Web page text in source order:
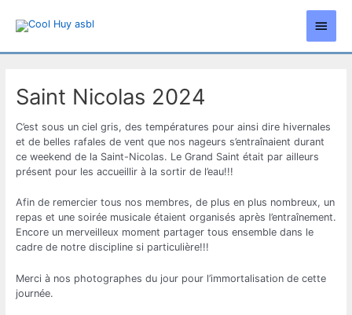
Menu
Saint Nicolas 2024
C’est sous un ciel gris, des températures pour ainsi dire hivernales
et de belles rafales de vent que nos nageurs s’entraînaient durant
ce weekend de la Saint-Nicolas. Le Grand Saint était par ailleurs
présent pour les accueillir à la sortir de l’eau!!!
Afin de remercier tous nos membres, de plus en plus nombreux, un
repas et une soirée musicale étaient organisés après l’entraînement.
Encore un merveilleux moment partager tous ensemble dans le
cadre de notre discipline si particulière!!!
Merci à nos photographes du jour pour l’immortalisation de cette
journée.